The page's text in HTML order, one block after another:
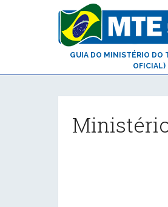
GUIA DO MINISTÉRIO DO
OFICIAL)